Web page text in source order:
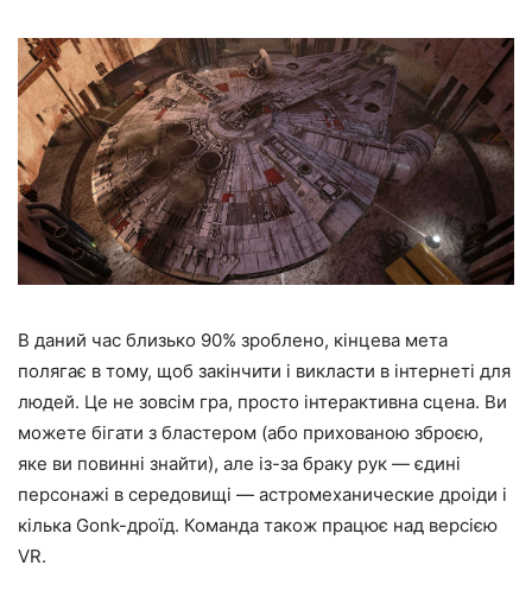
В даний час близько 90% зроблено, кінцева мета
полягає в тому, щоб закінчити і викласти в інтернеті для
людей. Це не зовсім гра, просто інтерактивна сцена. Ви
можете бігати з бластером (або прихованою зброєю,
яке ви повинні знайти), але із-за браку рук — єдині
персонажі в середовищі — астромеханические дроіди і
кілька Gonk-дроїд. Команда також працює над версією
VR.